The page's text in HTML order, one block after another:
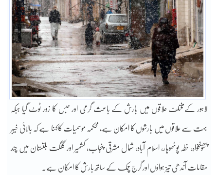
لاہور کےمختلف علاقوں میں بارش کے باعث گرمی اور حبس کا زور ٹوٹ گیا جبکہ
بہت سے علاقوں میں بارشوں کا امکان ہے، محکمہ موسمیات کاکہنا ہے کہ بالائی خیبر
پختونخواہ، خطہ پوٹھوہار، اسلام آباد، شمال مشرقی پنجاب، کشمیر اور گلگت بلتستان میں چند
مقامات آندھی تیز ہواؤں اور گرج چمک کے ساتھ بارش کا امکان ہے۔